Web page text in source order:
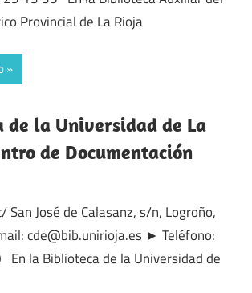
Provincial de La Rioja
de la Universidad de La
de Documentación
San José de Calasanz, s/n, Logroño,
cde@bib.unirioja.es ► Teléfono:
la Biblioteca de la Universidad de